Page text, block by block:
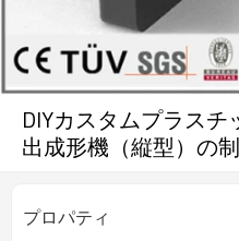
DIYカスタムプラス
出成形機（縦型）の
プロパティ